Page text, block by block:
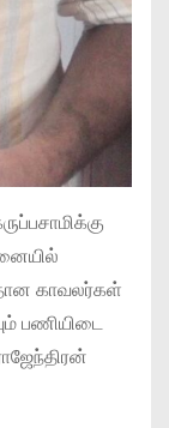
காவலர்கள்
பணியிடை